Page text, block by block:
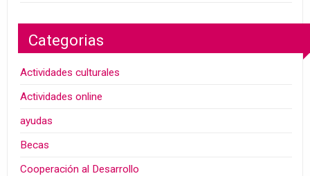
Categorias
Actividades culturales
Actividades online
ayudas
Becas
Cooperación al Desarrollo